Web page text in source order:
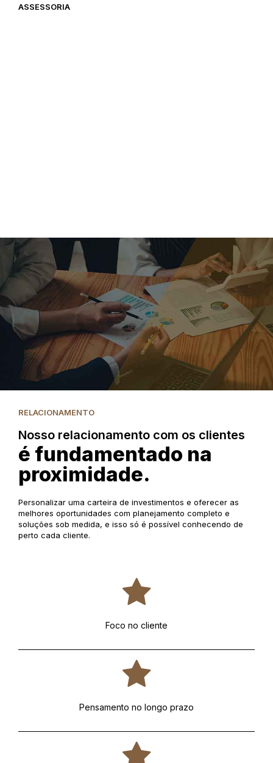
ASSESSORIA
RELACIONAMENTO
Nosso relacionamento com os clientes
é fundamentado na
proximidade.
Personalizar uma carteira de investimentos e oferecer as
melhores oportunidades com planejamento completo e
soluções sob medida, e isso só é possível conhecendo de
perto cada cliente.
Foco no cliente
Pensamento no longo prazo